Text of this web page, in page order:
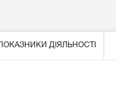
ПОКАЗНИКИ ДІЯЛЬНОСТІ